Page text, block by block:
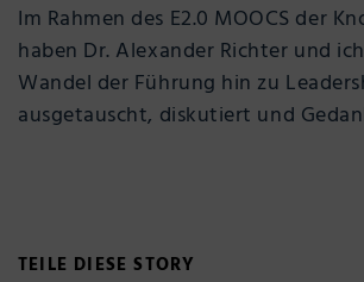
Im Rahmen des E2.0 MOOCS der
haben Dr. Alexander Richter und
Wandel der Führung hin zu
ausgetauscht, diskutiert und
TEILE DIESE STORY